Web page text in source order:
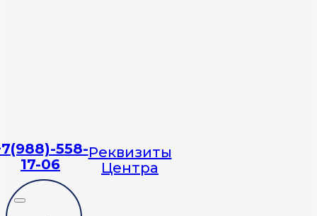
558-
17-06
Реквизиты
Центра